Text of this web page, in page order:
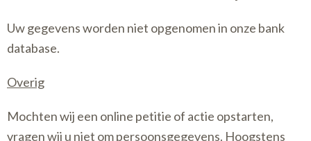
Uw gegevens worden niet opgenomen in onze bank
database.
Overig
Mochten wij een online petitie of actie opstarten,
vragen wij u niet om persoonsgegevens. Hoogstens